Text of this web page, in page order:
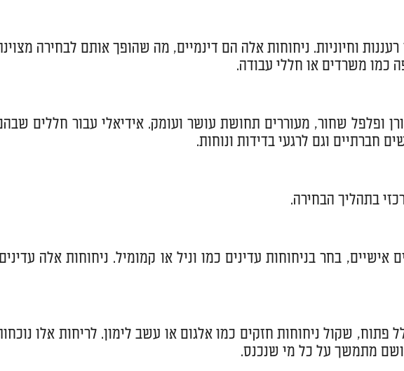
וחיוניות. ניחוחות אלה הם דינמיים, מה שהופך אותם לבחירה
כמו משרדים או חללי עבודה.
ופלפל שחור, מעוררים תחושת עושר ועומק. אידיאלי עבור חללים
חברתיים וגם לרגעי בדידות ונוחות.
בתהליך הבחירה.
בחר בניחוחות עדינים כמו וניל או קמומיל. ניחוחות אלה
פתוח, שקול ניחוחות חזקים כמו אלגום או עשב לימון. לריחות אלו
מתמשך על כל מי שנכנס.